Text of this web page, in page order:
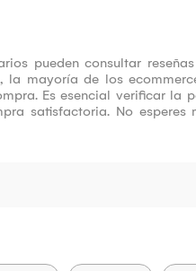
pueden consultar
la mayoría de los
Es esencial verificar la
satisfactoria. No esperes